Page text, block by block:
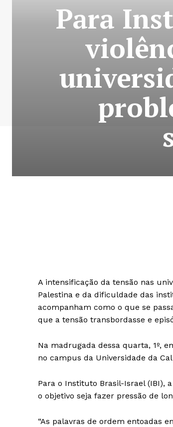
Para
A intensificação da tensão nas
Palestina e da dificuldade das
acompanham como o que se
que a tensão transbordasse e
Na madrugada dessa quarta, 1º,
no campus da Universidade da
Para o Instituto Brasil-Israel (IBI),
o objetivo seja fazer pressão de
“As palavras de ordem entoadas